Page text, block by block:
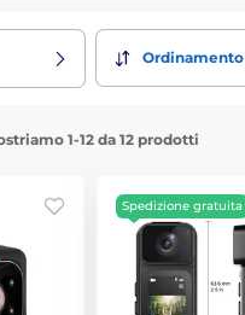
Ordinamento
1-12 da 12 prodotti
Spedizione gratuita